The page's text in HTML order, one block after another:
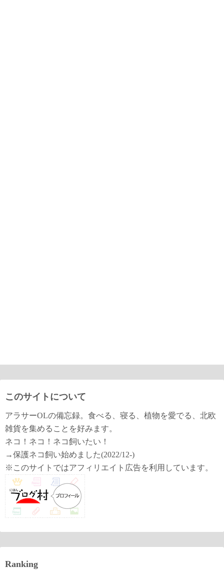
このサイトについて
アラサーOLの備忘録。食べる、寝る、植物を愛でる、北欧
雑貨を集めることを好みます。
ネコ！ネコ！ネコ飼いたい！
→保護ネコ飼い始めました(2022/12-)
※このサイトではアフィリエイト広告を利用しています。
Ranking